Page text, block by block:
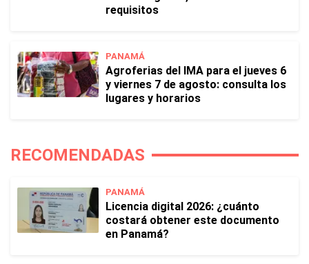
requisitos
PANAMÁ
Agroferias del IMA para el jueves 6
y viernes 7 de agosto: consulta los
lugares y horarios
RECOMENDADAS
PANAMÁ
Licencia digital 2026: ¿cuánto
costará obtener este documento
en Panamá?